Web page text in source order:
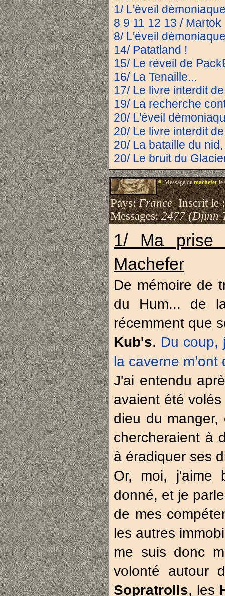
1/ L'éveil
8 9 11 12 13 /
8/ L'éveil
14/ Patatland !
15/ Le réveil de
16/ La Tenaille...
17/ Le livre interdit
19/ La recherche
20/ L'éveil
20/ Le livre interdit
20/ La bataille du
20/ Le bruit du
#.Message demacheferle
Pays:FranceInscrit le
Messages:2477 (Djinn
1/ Ma prise
Machefer
De mémoire de
du Hum... de
récemment que
Kub's. Du coup,
la caverne
J'ai entendu
avaient été
dieu du
chercheraient à
à éradiquer ses
Or, moi, j'aime
donné, et je
de mes
les autres
me suis donc
volonté autour
Sopratrolls, les